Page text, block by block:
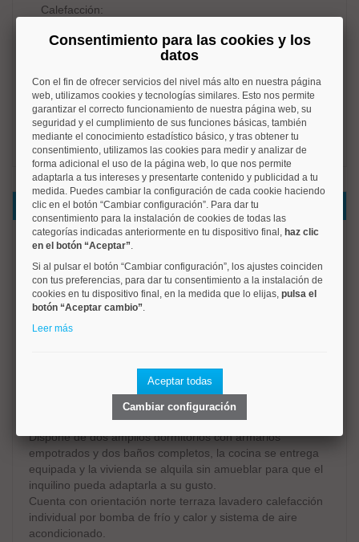
Calefacción:
No amueblado
c/e:
En trámite
Datos del inmueble
VIVIENDA2 presenta este magnífico piso en alquiler
ubicado en una de las calles más valoradas del barrio de
Ciudad Jardín una zona tranquila residencial y
perfectamente conectada
La vivienda cuenta con 100 m² construidos y se sitúa en
El piso se encuentra en muy buen estado y ofrece una
distribución funcional ideal para quienes buscan espacio y
confort, HAY POSIBILIDAD DE AMUEBLAR LA VIVIENDA.
Dispone de dos amplios dormitorios con armarios
empotrados y dos baños completos, la cocina se entrega
equipada y la vivienda se alquila sin amueblar para que el
inquilino pueda adaptarla a su gusto.
Cuenta con orientación norte terraza lavadero calefacción
individual por bomba de frío y calor y sistema de aire
acondicionado.
Consentimiento para las cookies y los
datos
Con el fin de ofrecer servicios del nivel más alto en nuestra página
web, utilizamos cookies y tecnologías similares. Esto nos permite
garantizar el correcto funcionamiento de nuestra página web, su
seguridad y el cumplimiento de sus funciones básicas, también
mediante el conocimiento estadístico básico, y tras obtener tu
consentimiento, utilizamos las cookies para medir y analizar de
forma adicional el uso de la página web, lo que nos permite
adaptarla a tus intereses y presentarte contenido y publicidad a tu
medida. Puedes cambiar la configuración de cada cookie haciendo
clic en el botón “Cambiar configuración”. Para dar tu
consentimiento para la instalación de cookies de todas las
categorías indicadas anteriormente en tu dispositivo final, haz clic
en el botón “Aceptar”.
Si al pulsar el botón “Cambiar configuración”, los ajustes coinciden
con tus preferencias, para dar tu consentimiento a la instalación de
cookies en tu dispositivo final, en la medida que lo elijas, pulsa el
botón “Aceptar cambio”.
Leer más
Aceptar todas
Cambiar configuración